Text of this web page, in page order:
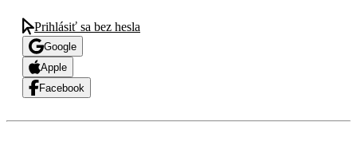
Prihlásiť sa bez hesla
Google
Apple
Facebook